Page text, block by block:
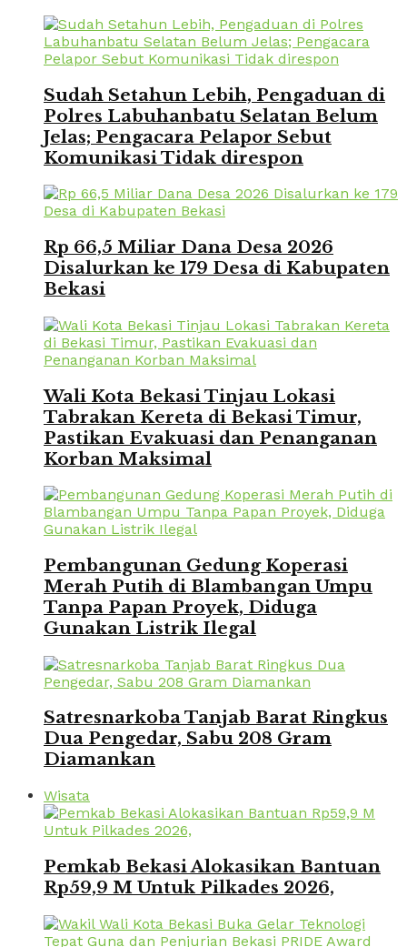
Sudah Setahun Lebih, Pengaduan di
Polres Labuhanbatu Selatan Belum
Jelas; Pengacara Pelapor Sebut
Komunikasi Tidak direspon
Rp 66,5 Miliar Dana Desa 2026
Disalurkan ke 179 Desa di Kabupaten
Bekasi
Wali Kota Bekasi Tinjau Lokasi
Tabrakan Kereta di Bekasi Timur,
Pastikan Evakuasi dan Penanganan
Korban Maksimal
Pembangunan Gedung Koperasi
Merah Putih di Blambangan Umpu
Tanpa Papan Proyek, Diduga
Gunakan Listrik Ilegal
Satresnarkoba Tanjab Barat Ringkus
Dua Pengedar, Sabu 208 Gram
Diamankan
Wisata
Pemkab Bekasi Alokasikan Bantuan
Rp59,9 M Untuk Pilkades 2026,